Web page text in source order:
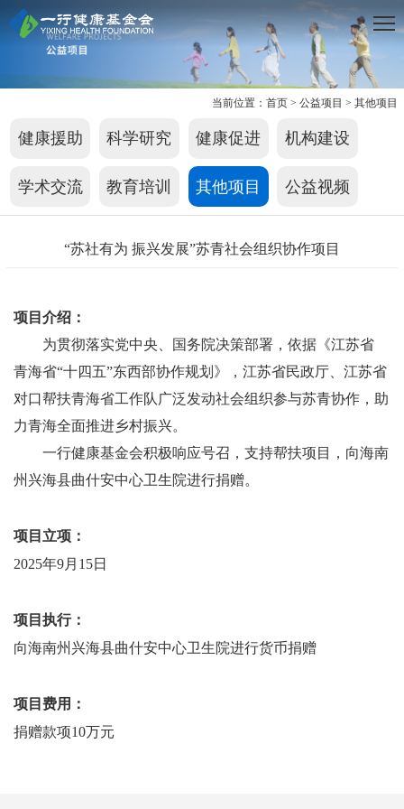
当前位置：首页 >公益项目 >其他项目
健康援助 科学研究 健康促进 机构建设
学术交流 教育培训 其他项目 公益视频
“苏社有为 振兴发展”苏青社会组织协作项目
项目介绍：
为贯彻落实党中央、国务院决策部署，依据《江苏省
青海省“十四五”东西部协作规划 》，江苏省民政厅、江苏省
对口帮扶青海省工作队广泛发动社会组织参与苏青协作，助
力青海全面推进乡村振兴。
一行健康基金会积极响应号召，支持帮扶项目，向海南
州兴海县曲什安中心卫生院进行捐赠。
项目立项：
2025年9月15日
项目执行：
向海南州兴海县曲什安中心卫生院进行货币捐赠
项目费用：
捐赠款项10万元